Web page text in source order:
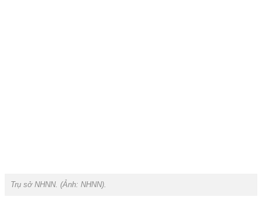
Trụ sở NHNN. (Ảnh: NHNN).